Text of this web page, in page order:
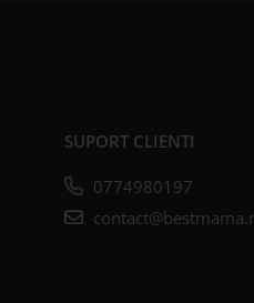
SUPORT CLIENTI
0774980197